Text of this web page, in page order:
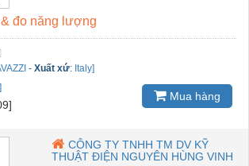
đo năng lượng
- Xuất xứ: Italy]
Mua hàng
CÔNG TY TNHH TM DV KỸ
THUẬT ĐIỆN NGUYÊN HÙNG VINH